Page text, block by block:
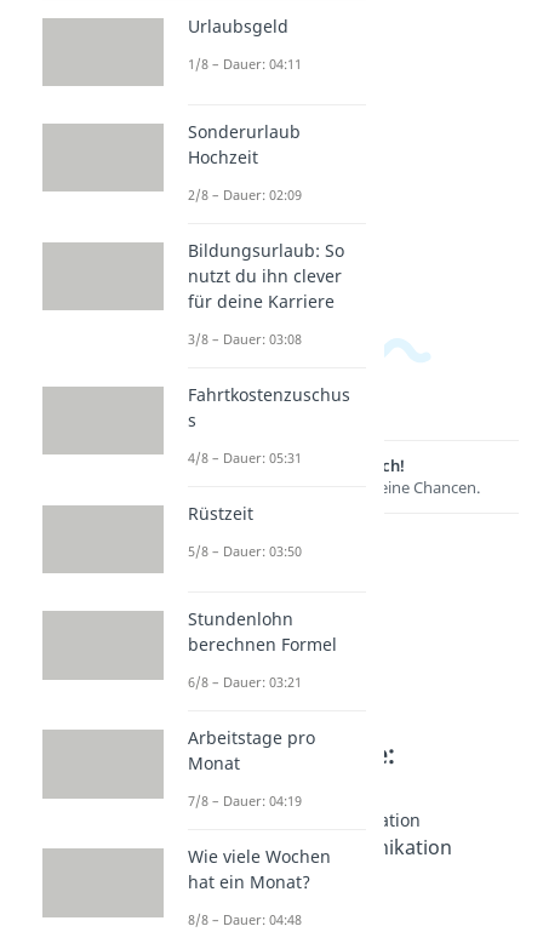
Dauer:
03:58
Lernen lohnt sich!
Entdecke hier deine Chancen.
Weitere Inhalte:
Nonverbale Kommunikation
Nonverbale Kommunikation
Dauer: 04:19
Mimik und Gestik
Dauer: 03:58
Urlaubsgeld
1/8 – Dauer: 04:11
Sonderurlaub
Hochzeit
2/8 – Dauer: 02:09
Bildungsurlaub: So
nutzt du ihn clever
für deine Karriere
3/8 – Dauer: 03:08
Fahrtkostenzuschus
s
4/8 – Dauer: 05:31
Rüstzeit
5/8 – Dauer: 03:50
Stundenlohn
berechnen Formel
6/8 – Dauer: 03:21
Arbeitstage pro
Monat
7/8 – Dauer: 04:19
Wie viele Wochen
hat ein Monat?
8/8 – Dauer: 04:48